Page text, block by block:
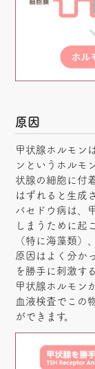
原因
甲状腺ホルモン
ンというホルモ
状腺の細胞に付
はずれると生成
バセドウ病は、
しまうために起
（特に海藻類）
原因はよく分か
を勝手に刺激す
甲状腺ホルモン
血液検査でこの
ができます。